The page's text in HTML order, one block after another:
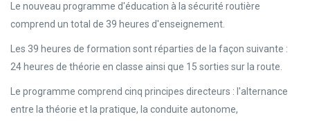
Le nouveau programme d'éducation à la sécurité routière
comprend un total de 39 heures d'enseignement.
Les 39 heures de formation sont réparties de la façon suivante :
24 heures de théorie en classe ainsi que 15 sorties sur la route.
Le programme comprend cinq principes directeurs : l'alternance
entre la théorie et la pratique, la conduite autonome,